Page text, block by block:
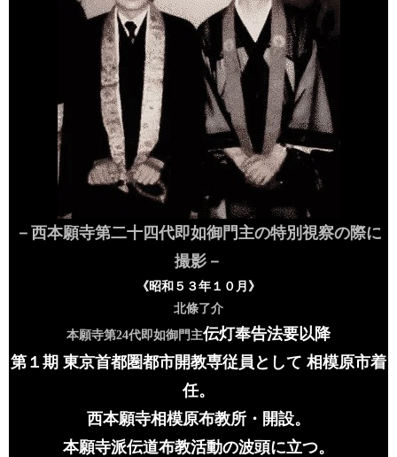
－西本願寺第二十四代即如御門主の特別視察の際に
撮影－
《昭和５３年１０月》
北條了介
本願寺第24代即如御門主伝灯奉告法要以降
第１期 東京首都圏都市開教専従員として 相模原市着
任。
西本願寺相模原布教所・開設。
本願寺派伝道布教活動の波頭に立つ。